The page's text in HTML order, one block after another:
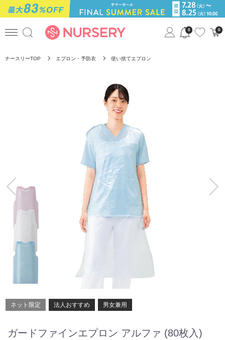
0 0
ナースリーTOP エプロン・予防衣 使い捨てエプロン
ネット限定 法人おすすめ 男女兼用
ガードファインエプロン アルファ (80枚入)